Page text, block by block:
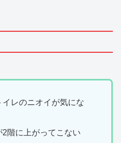
レのニオイが気にな
2階に上がってこない